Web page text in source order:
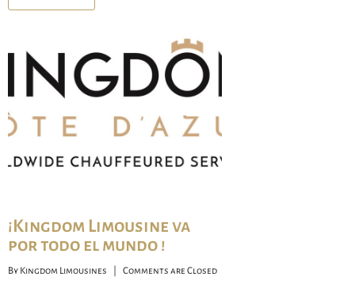
¡Kingdom Limousine va
por todo el mundo !
By Kingdom Limousines Comments are Closed